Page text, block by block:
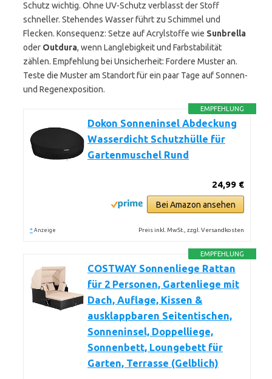
Schutz wichtig. Ohne UV-Schutz verblasst der Stoff
schneller. Stehendes Wasser führt zu Schimmel und
Flecken. Konsequenz: Setze auf Acrylstoffe wie Sunbrella
oder Outdura, wenn Langlebigkeit und Farbstabilität
zählen. Empfehlung bei Unsicherheit: Fordere Muster an.
Teste die Muster am Standort für ein paar Tage auf Sonnen-
und Regenexposition.
EMPFEHLUNG
Dokon Sonneninsel Abdeckung
Wasserdicht Schutzhülle für
Gartenmuschel Rund
24,99 €
Bei Amazon ansehen
* Anzeige Preis inkl. MwSt., zzgl. Versandkosten
EMPFEHLUNG
COSTWAY Sonnenliege Rattan
für 2 Personen, Gartenliege mit
Dach, Auflage, Kissen &
ausklappbaren Seitentischen,
Sonneninsel, Doppelliege,
Sonnenbett, Loungebett für
Garten, Terrasse (Gelblich)